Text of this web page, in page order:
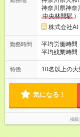
（固定残業代
給：年２回（
業代（月15時
で全額支給。 【頑張りを給与・キャリアに還元します】 年に2
回⼈事評価が
のため、若い
⼀般職（20
～58万円） 【試用期間】試用期間あり 試用期間の長さ：6ヶ月
※ 雇用形態
形態：本採用
円 上記額に
たします。
時間 15時間
神奈川県神奈
中央林間駅 ）
株式会社At
勤務時間
平均労働時
平均残業時間
より異なり
20:00 平均労働時間：1ヶ月あたり160時間 ◎実働8時間・休憩1
先に より異
～20:00
特徴 10名以上の大
気になる！
掲載